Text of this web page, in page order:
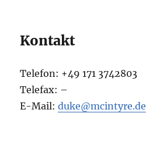
Kontakt
Telefon: +49 171 3742803
Telefax: –
E-Mail:duke@mcintyre.de